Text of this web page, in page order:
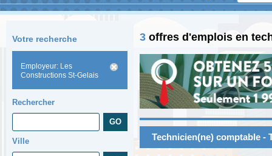
Votre recherche
Employeur: Les
Constructions St-Gelais
Rechercher
Ville
3 offres d'emplois en
Technicien(ne) comptable -